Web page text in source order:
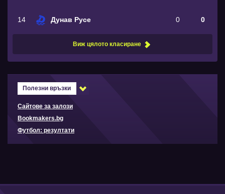
14 Дунав Русе 0 0
Виж цялото класиране
Полезни връзки
Сайтове за залози
Bookmakers.bg
Футбол: резултати